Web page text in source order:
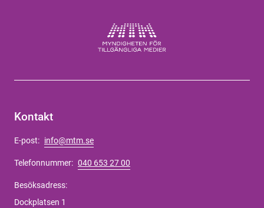
Kontakt
E-post: info@mtm.se
Telefonnummer: 040 653 27 00
Besöksadress:
Dockplatsen 1